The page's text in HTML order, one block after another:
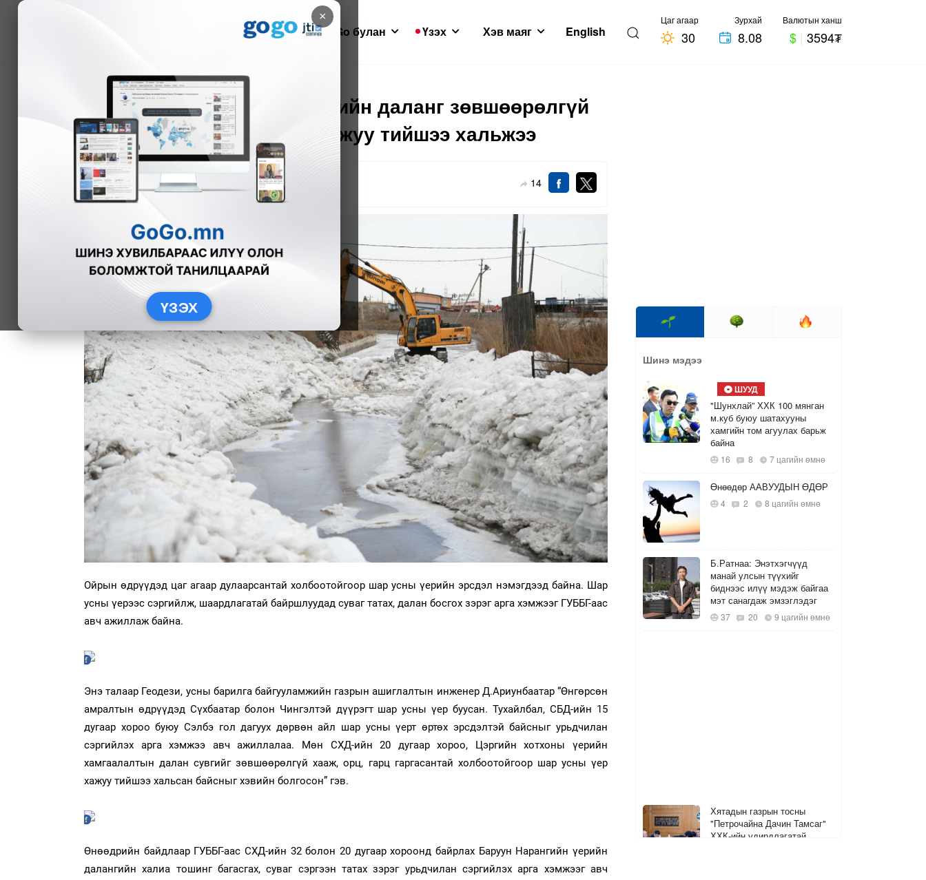
×
ҮЗЭХ
Мэдээ GoGo булан Үзэх Хэв маяг English
Цаг агаар
30
Зурхай
8.08
Валютын ханш
$ | 3594₮
СХД-ийн 20-р хороонд үерийн даланг зөвшөөрөлгүй
хааснаас шар усны үер хажуу тийшээ хальжээ
Л.Амарцэцэг 2025-03-25 14
Ойрын өдрүүдэд цаг агаар дулаарсантай холбоотойгоор шар усны үерийн эрсдэл нэмэгдээд байна. Шар
усны үерээс сэргийлж, шаардлагатай байршлуудад суваг татах, далан босгох зэрэг арга хэмжээг ГУББГ-аас
авч ажиллаж байна.
Энэ талаар Геодези, усны барилга байгууламжийн газрын ашиглалтын инженер Д.Ариунбаатар “Өнгөрсөн
амралтын өдрүүдэд Сүхбаатар болон Чингэлтэй дүүрэгт шар усны үер буусан. Тухайлбал, СБД-ийн 15
дугаар хороо буюу Сэлбэ гол дагуух дөрвөн айл шар усны үерт өртөх эрсдэлтэй байсныг урьдчилан
сэргийлэх арга хэмжээ авч ажиллалаа. Мөн СХД-ийн 20 дугаар хороо, Цэргийн хотхоны үерийн
хамгаалалтын далан сувгийг зөвшөөрөлгүй хааж, орц, гарц гаргасантай холбоотойгоор шар усны үер
хажуу тийшээ хальсан байсныг хэвийн болгосон” гэв.
Өнөөдрийн байдлаар ГУББГ-аас СХД-ийн 32 болон 20 дугаар хороонд байрлах Баруун Нарангийн үерийн
далангийн халиа тошинг багасгах, суваг сэргээн татах зэрэг урьдчилан сэргийлэх арга хэмжээг авч
Шинэ мэдээ
ШУУД
"Шунхлай” ХХК 100 мянган
м.куб буюу шатахууны
хамгийн том агуулах барьж
байна
16 8 7 цагийн өмнө
Өнөөдөр ААВУУДЫН ӨДӨР
4 2 8 цагийн өмнө
Б.Ратнаа: Энэтхэгчүүд
манай улсын түүхийг
биднээс илүү мэдэж байгаа
мэт санагдаж эмзэглэдэг
37 20 9 цагийн өмнө
Хятадын газрын тосны
"Петрочайна Дачин Тамсаг"
ХХК-ийн удирдлагатай